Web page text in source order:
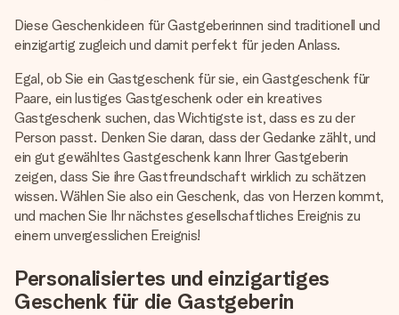
Diese Geschenkideen für Gastgeberinnen sind traditionell und
einzigartig zugleich und damit perfekt für jeden Anlass.
Egal, ob Sie ein Gastgeschenk für sie, ein Gastgeschenk für
Paare, ein lustiges Gastgeschenk oder ein kreatives
Gastgeschenk suchen, das Wichtigste ist, dass es zu der
Person passt. Denken Sie daran, dass der Gedanke zählt, und
ein gut gewähltes Gastgeschenk kann Ihrer Gastgeberin
zeigen, dass Sie ihre Gastfreundschaft wirklich zu schätzen
wissen. Wählen Sie also ein Geschenk, das von Herzen kommt,
und machen Sie Ihr nächstes gesellschaftliches Ereignis zu
einem unvergesslichen Ereignis!
Personalisiertes und einzigartiges
Geschenk für die Gastgeberin